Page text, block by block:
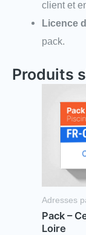
client et
Licence
pack.
Produits
Adresses
Pack –
Loire